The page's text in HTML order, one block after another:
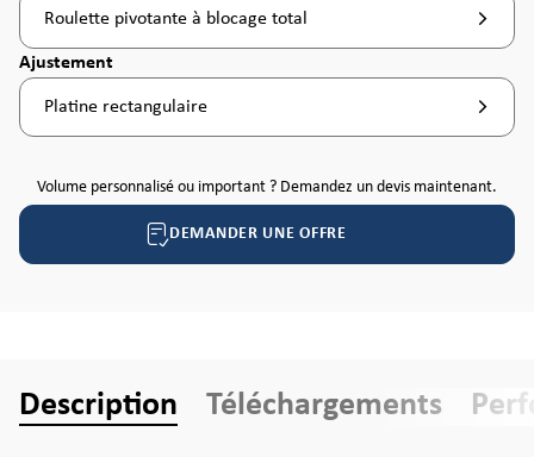
Roulette pivotante à blocage total
Sélectionnez
Ajustement
Platine rectangulaire
Volume personnalisé ou important ? Demandez un devis maintenant.
DEMANDER UNE OFFRE
Description Téléchargements